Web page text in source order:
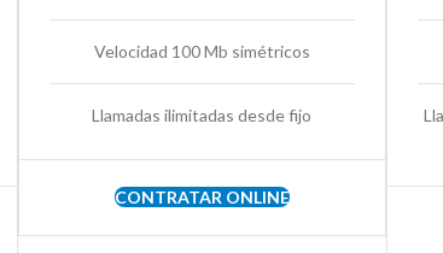
Velocidad 100 Mb simétricos
Llamadas ilimitadas desde fijo
CONTRATAR ONLINE